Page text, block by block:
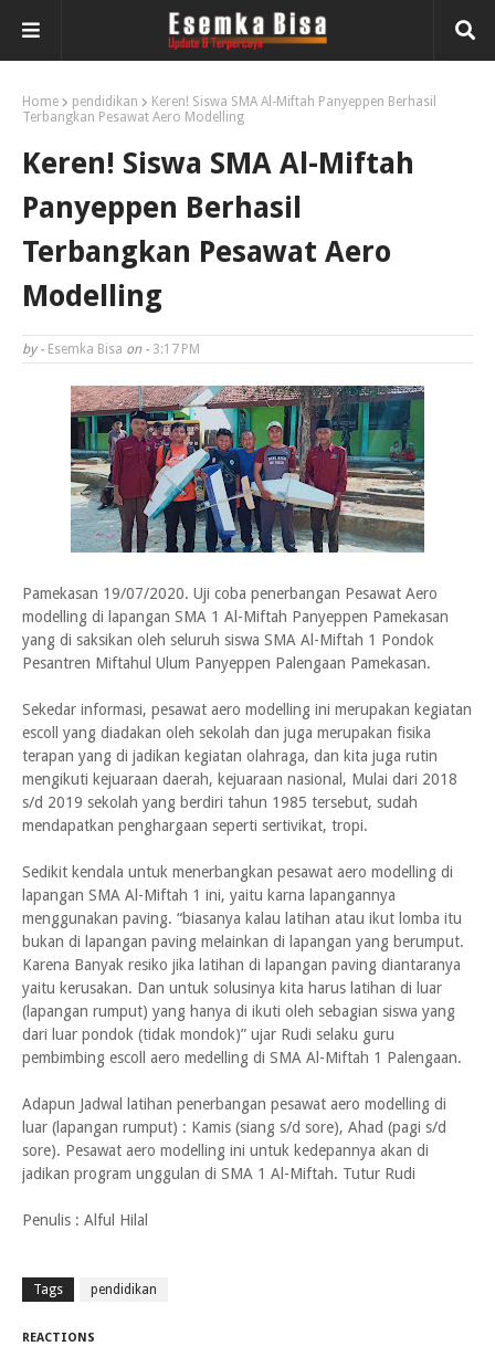
Home pendidikan
Keren! Siswa SMA Al-Miftah Panyeppen Berhasil
Terbangkan Pesawat Aero Modelling
Keren! Siswa SMA Al-Miftah
Panyeppen Berhasil
Terbangkan Pesawat Aero
Modelling
by - Esemka Bisa on - 3:17 PM
Pamekasan 19/07/2020. Uji coba penerbangan Pesawat Aero
modelling di lapangan SMA 1 Al-Miftah Panyeppen Pamekasan
yang di saksikan oleh seluruh siswa SMA Al-Miftah 1 Pondok
Pesantren Miftahul Ulum Panyeppen Palengaan Pamekasan.
Sekedar informasi, pesawat aero modelling ini merupakan kegiatan
escoll yang diadakan oleh sekolah dan juga merupakan fisika
terapan yang di jadikan kegiatan olahraga, dan kita juga rutin
mengikuti kejuaraan daerah, kejuaraan nasional, Mulai dari 2018
s/d 2019 sekolah yang berdiri tahun 1985 tersebut, sudah
mendapatkan penghargaan seperti sertivikat, tropi.
Sedikit kendala untuk menerbangkan pesawat aero modelling di
lapangan SMA Al-Miftah 1 ini, yaitu karna lapangannya
menggunakan paving. “biasanya kalau latihan atau ikut lomba itu
bukan di lapangan paving melainkan di lapangan yang berumput.
Karena Banyak resiko jika latihan di lapangan paving diantaranya
yaitu kerusakan. Dan untuk solusinya kita harus latihan di luar
(lapangan rumput) yang hanya di ikuti oleh sebagian siswa yang
dari luar pondok (tidak mondok)” ujar Rudi selaku guru
pembimbing escoll aero medelling di SMA Al-Miftah 1 Palengaan.
Adapun Jadwal latihan penerbangan pesawat aero modelling di
luar (lapangan rumput) : Kamis (siang s/d sore), Ahad (pagi s/d
sore). Pesawat aero modelling ini untuk kedepannya akan di
jadikan program unggulan di SMA 1 Al-Miftah. Tutur Rudi
Penulis : Alful Hilal
Tags pendidikan
REACTIONS